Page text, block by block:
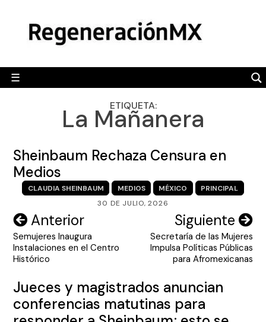
content
☰
POLÍTICA
CAMALEÓN
OPINIÓN
ENGLISH SECTION
VIDEOS
ETIQUETA:
La Mañanera
Sheinbaum Rechaza Censura en
Medios
CLAUDIA SHEINBAUM MEDIOS MÉXICO
PRINCIPAL
30 DE JULIO, 2026
Navegación
de
entradas
Anterior
Semujeres Inaugura
Instalaciones en el Centro
Histórico
Siguiente
Secretaría de las Mujeres
Impulsa Políticas Públicas
para Afromexicanas
Jueces y magistrados anuncian
conferencias matutinas para